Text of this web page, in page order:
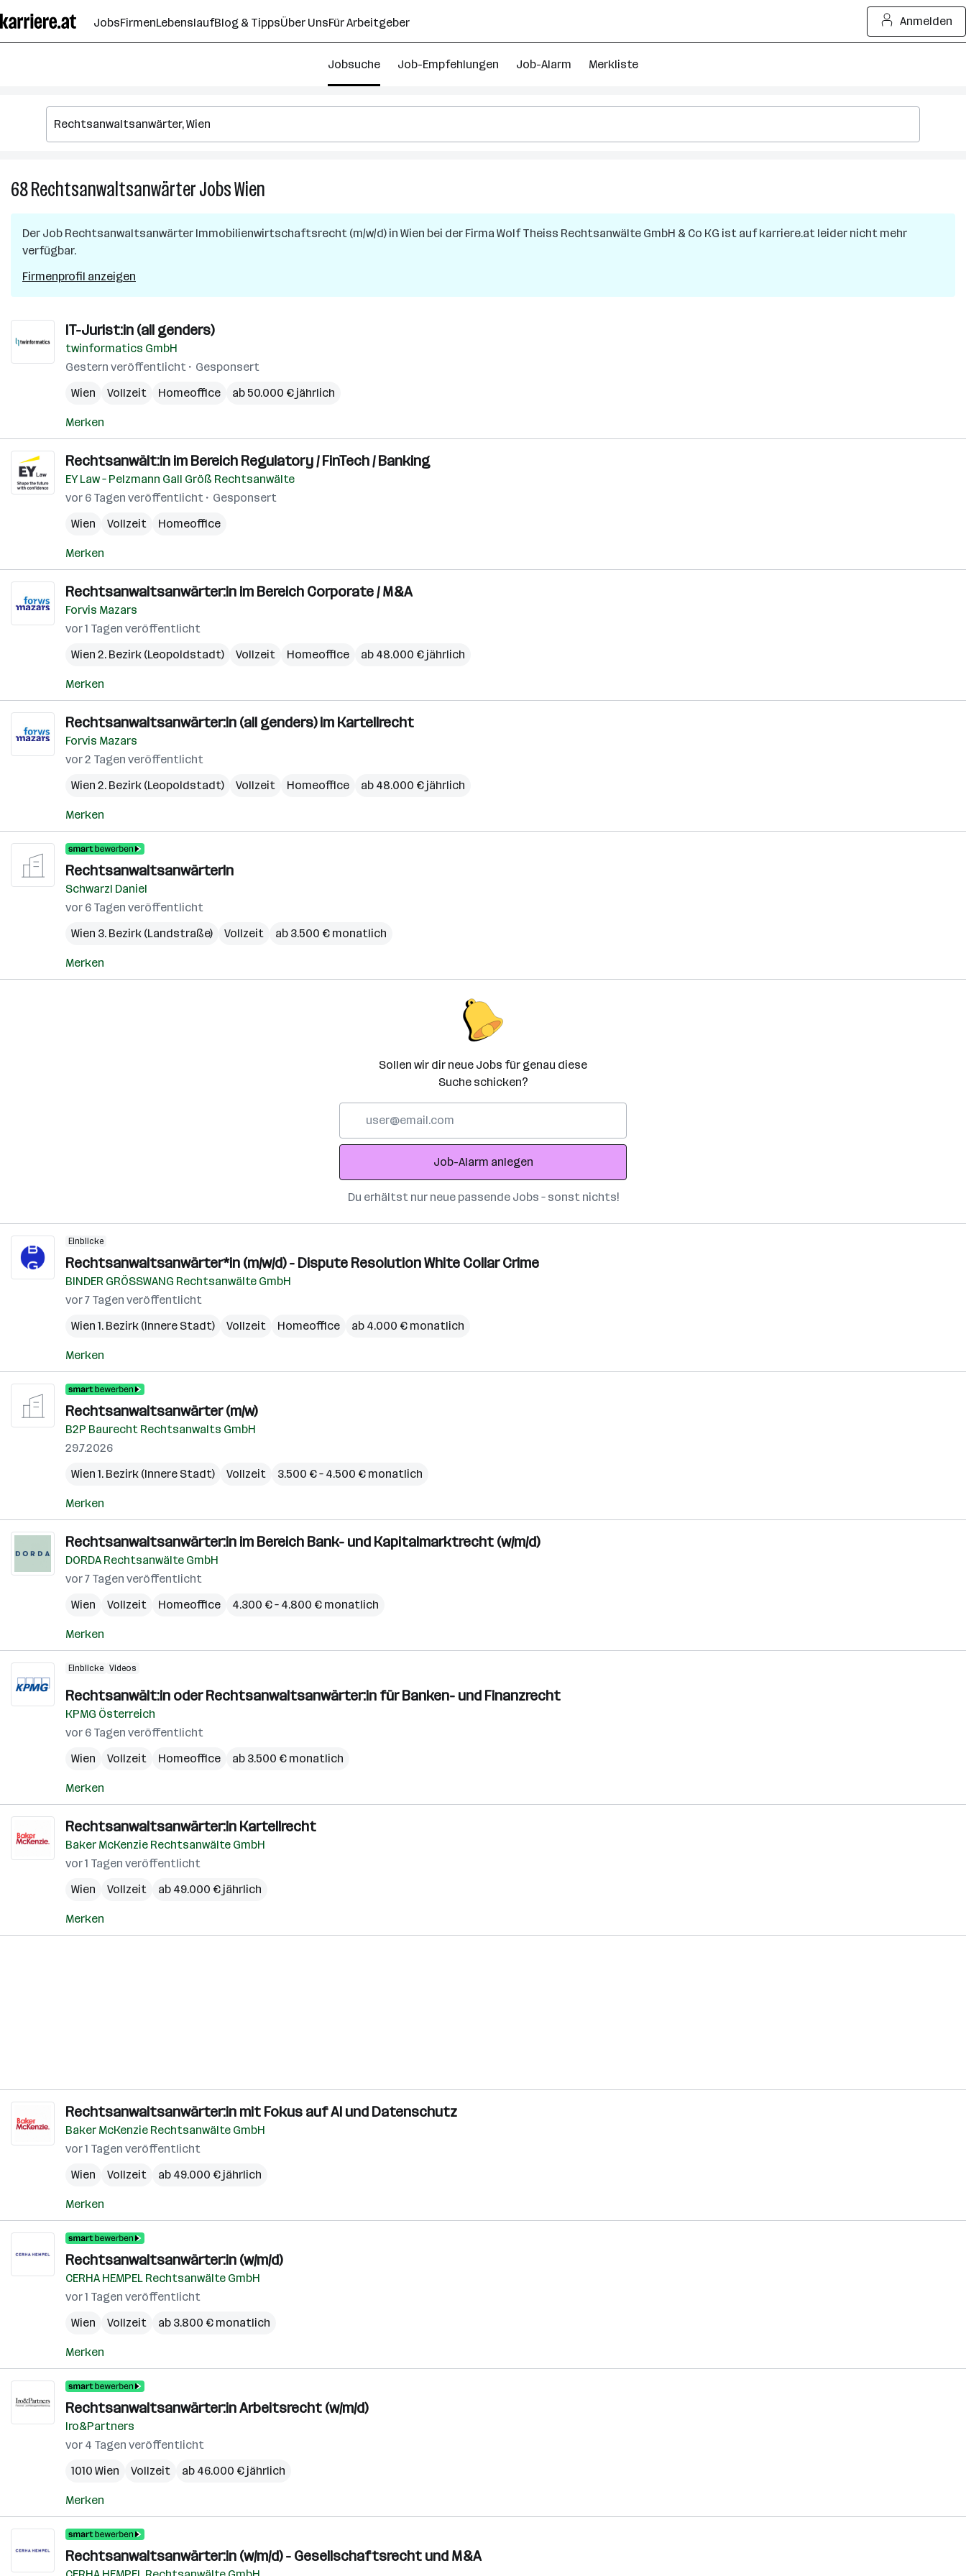
Seiteninhalt
springen
JobsFirmenLebenslaufBlog & TippsÜber UnsFür Arbeitgeber Anmelden
Jobsuche Job-Empfehlungen Job-Alarm Merkliste
68RechtsanwaltsanwärterJobsWien
in
Der Job Rechtsanwaltsanwärter Immobilienwirtschaftsrecht (m/w/d) in Wien bei der Firma Wolf Theiss Rechtsanwälte GmbH & Co KG ist auf karriere.at leider nicht mehr
verfügbar.
Firmenprofil anzeigen
IT-Jurist:in (all genders)
twinformatics GmbH
Gestern veröffentlicht
Gesponsert
Wien
Vollzeit Homeoffice ab 50.000 € jährlich
Merken
Rechtsanwält:in im Bereich Regulatory / FinTech / Banking
EY Law – Pelzmann Gall Größ Rechtsanwälte
vor 6 Tagen veröffentlicht
Gesponsert
Wien
Vollzeit Homeoffice
Merken
Rechtsanwaltsanwärter:in im Bereich Corporate / M&A
Forvis Mazars
vor 1 Tagen veröffentlicht
Wien 2. Bezirk (Leopoldstadt)
Vollzeit Homeoffice ab 48.000 € jährlich
Merken
Rechtsanwaltsanwärter:in (all genders) im Kartellrecht
Forvis Mazars
vor 2 Tagen veröffentlicht
Wien 2. Bezirk (Leopoldstadt)
Vollzeit Homeoffice ab 48.000 € jährlich
Merken
RechtsanwaltsanwärterIn
Schwarzl Daniel
vor 6 Tagen veröffentlicht
Wien 3. Bezirk (Landstraße)
Vollzeit ab 3.500 € monatlich
Merken
Sollen wir dir neue Jobs für genau diese
Suche schicken?
Adresse
Job-Alarm anlegen
Du erhältst nur neue passende Jobs – sonst nichts!
Einblicke
Rechtsanwaltsanwärter*in (m/w/d) - Dispute Resolution White Collar Crime
BINDER GRÖSSWANG Rechtsanwälte GmbH
vor 7 Tagen veröffentlicht
Wien 1. Bezirk (Innere Stadt)
Vollzeit Homeoffice ab 4.000 € monatlich
Merken
Rechtsanwaltsanwärter (m/w)
B2P Baurecht Rechtsanwalts GmbH
29.7.2026
Wien 1. Bezirk (Innere Stadt)
Vollzeit 3.500 € – 4.500 € monatlich
Merken
Rechtsanwaltsanwärter:in im Bereich Bank- und Kapitalmarktrecht (w/m/d)
DORDA Rechtsanwälte GmbH
vor 7 Tagen veröffentlicht
Wien
Vollzeit Homeoffice 4.300 € – 4.800 € monatlich
Merken
Einblicke Videos
Rechtsanwält:in oder Rechtsanwaltsanwärter:in für Banken- und Finanzrecht
KPMG Österreich
vor 6 Tagen veröffentlicht
Wien
Vollzeit Homeoffice ab 3.500 € monatlich
Merken
Rechtsanwaltsanwärter:in Kartellrecht
Baker McKenzie Rechtsanwälte GmbH
vor 1 Tagen veröffentlicht
Wien
Vollzeit ab 49.000 € jährlich
Merken
Rechtsanwaltsanwärter:in mit Fokus auf AI und Datenschutz
Baker McKenzie Rechtsanwälte GmbH
vor 1 Tagen veröffentlicht
Wien
Vollzeit ab 49.000 € jährlich
Merken
Rechtsanwaltsanwärter:in (w/m/d)
CERHA HEMPEL Rechtsanwälte GmbH
vor 1 Tagen veröffentlicht
Wien
Vollzeit ab 3.800 € monatlich
Merken
Rechtsanwaltsanwärter:in Arbeitsrecht (w/m/d)
Iro&Partners
vor 4 Tagen veröffentlicht
1010 Wien
Vollzeit ab 46.000 € jährlich
Merken
Rechtsanwaltsanwärter:in (w/m/d) - Gesellschaftsrecht und M&A